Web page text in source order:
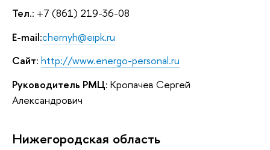
Тел.: +7 (861) 219-36-08
E-mail:chernyh@eipk.ru
Сайт: http://www.energo-personal.ru
Руководитель РМЦ: Кропачев Сергей
Александрович
Нижегородская область